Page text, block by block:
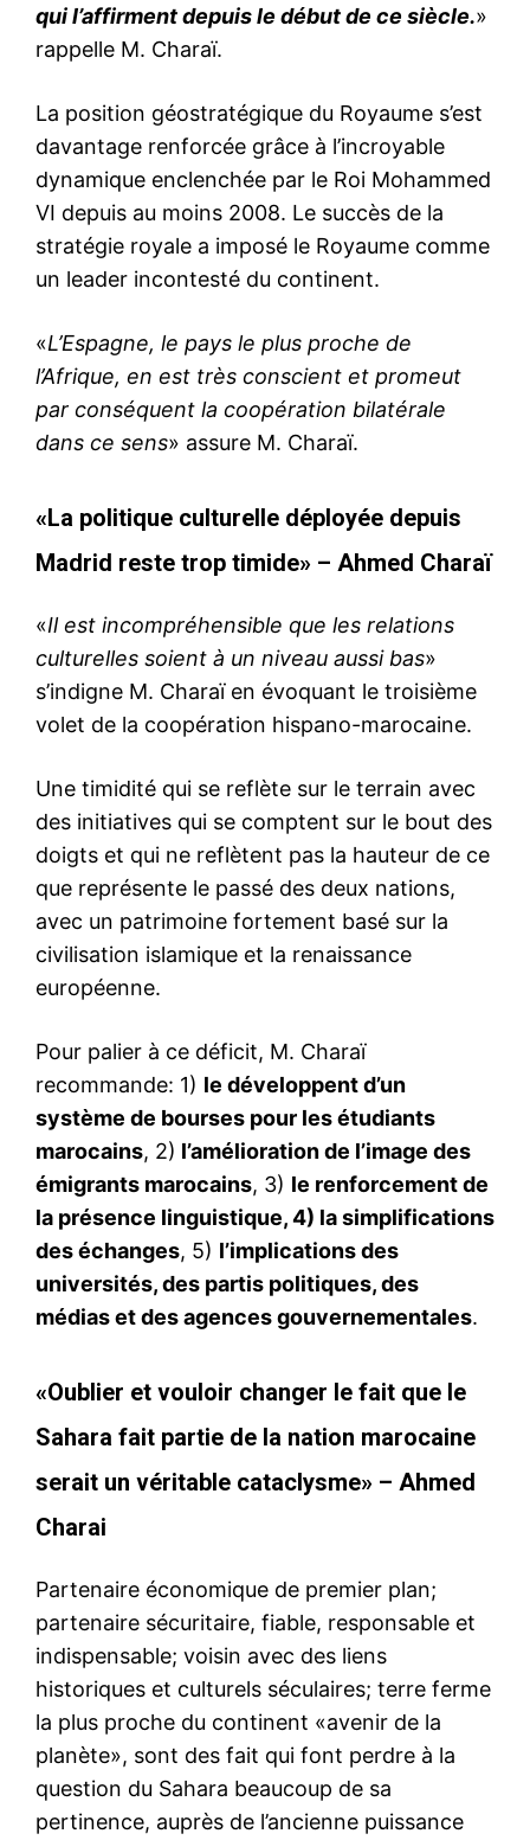
qui l’affirment depuis le début de ce siècle.»
rappelle M. Charaï.
La position géostratégique du Royaume s’est
davantage renforcée grâce à l’incroyable
dynamique enclenchée par le Roi Mohammed
VI depuis au moins 2008. Le succès de la
stratégie royale a imposé le Royaume comme
un leader incontesté du continent.
«L’Espagne, le pays le plus proche de
l’Afrique, en est très conscient et promeut
par conséquent la coopération bilatérale
dans ce sens» assure M. Charaï.
«La politique culturelle déployée depuis
Madrid reste trop timide» – Ahmed Charaï
«Il est incompréhensible que les relations
culturelles soient à un niveau aussi bas»
s’indigne M. Charaï en évoquant le troisième
volet de la coopération hispano-marocaine.
Une timidité qui se reflète sur le terrain avec
des initiatives qui se comptent sur le bout des
doigts et qui ne reflètent pas la hauteur de ce
que représente le passé des deux nations,
avec un patrimoine fortement basé sur la
civilisation islamique et la renaissance
européenne.
Pour palier à ce déficit, M. Charaï
recommande: 1) le développent d’un
système de bourses pour les étudiants
marocains, 2) l’amélioration de l’image des
émigrants marocains, 3) le renforcement de
la présence linguistique, 4) la simplifications
des échanges, 5) l’implications des
universités, des partis politiques, des
médias et des agences gouvernementales.
«Oublier et vouloir changer le fait que le
Sahara fait partie de la nation marocaine
serait un véritable cataclysme» – Ahmed
Charai
Partenaire économique de premier plan;
partenaire sécuritaire, fiable, responsable et
indispensable; voisin avec des liens
historiques et culturels séculaires; terre ferme
la plus proche du continent «avenir de la
planète», sont des fait qui font perdre à la
question du Sahara beaucoup de sa
pertinence, auprès de l’ancienne puissance